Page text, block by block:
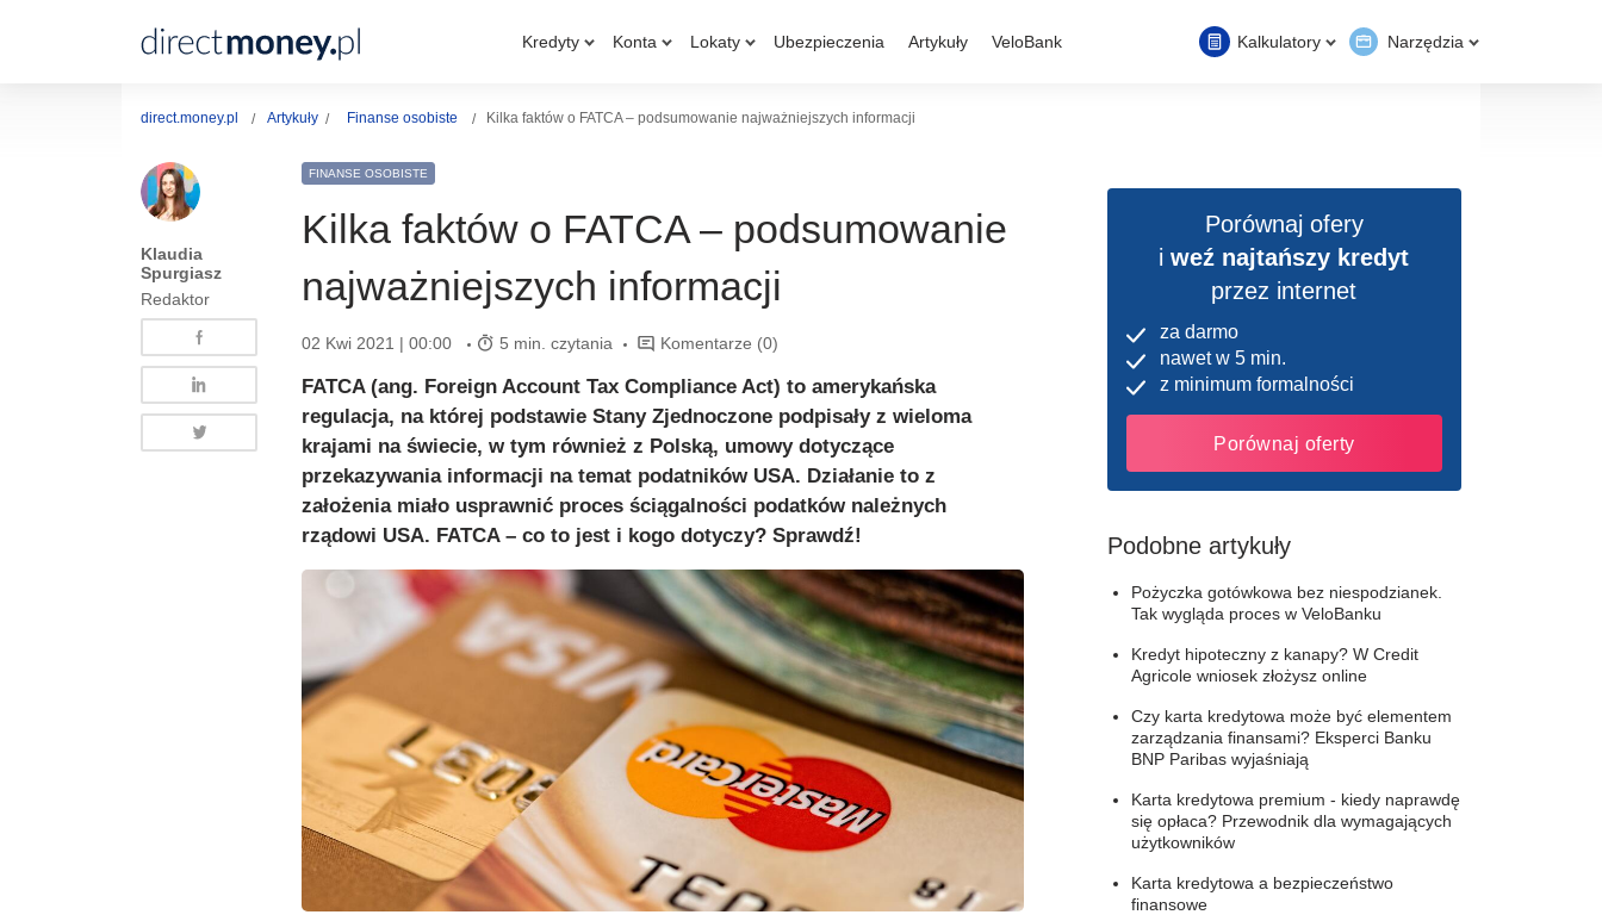
Kredyty Konta Lokaty Ubezpieczenia Artykuły VeloBank Kalkulatory Narzędzia
direct.money.pl Artykuły Finanse osobiste Kilka faktów o FATCA – podsumowanie najważniejszych informacji
Klaudia
Spurgiasz
Redaktor
FINANSE OSOBISTE
Kilka faktów o FATCA – podsumowanie
najważniejszych informacji
02 Kwi 2021 | 00:00 5 min. czytania Komentarze (0)
FATCA (ang. Foreign Account Tax Compliance Act) to amerykańska
regulacja, na której podstawie Stany Zjednoczone podpisały z wieloma
krajami na świecie, w tym również z Polską, umowy dotyczące
przekazywania informacji na temat podatników USA. Działanie to z
założenia miało usprawnić proces ściągalności podatków należnych
rządowi USA. FATCA – co to jest i kogo dotyczy? Sprawdź!
Porównaj ofery
iweź najtańszy kredyt
przez internet
za darmo
nawet w 5 min.
z minimum formalności
Porównaj oferty
Podobne artykuły
Pożyczka gotówkowa bez niespodzianek.
Tak wygląda proces w VeloBanku
Kredyt hipoteczny z kanapy? W Credit
Agricole wniosek złożysz online
Czy karta kredytowa może być elementem
zarządzania finansami? Eksperci Banku
BNP Paribas wyjaśniają
Karta kredytowa premium - kiedy naprawdę
się opłaca? Przewodnik dla wymagających
użytkowników
Karta kredytowa a bezpieczeństwo
finansowe